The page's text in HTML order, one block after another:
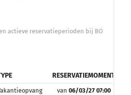
actieve reservatieperioden bij BO
RESERVATIEMOMENT
van 06/03/27 07:00